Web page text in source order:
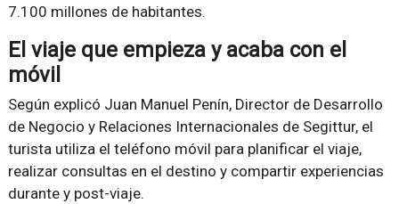
7.100 millones de habitantes.
El viaje que empieza y acaba con el
móvil
Según explicó Juan Manuel Penín, Director de Desarrollo
de Negocio y Relaciones Internacionales de Segittur, el
turista utiliza el teléfono móvil para planificar el viaje,
realizar consultas en el destino y compartir experiencias
durante y post-viaje.